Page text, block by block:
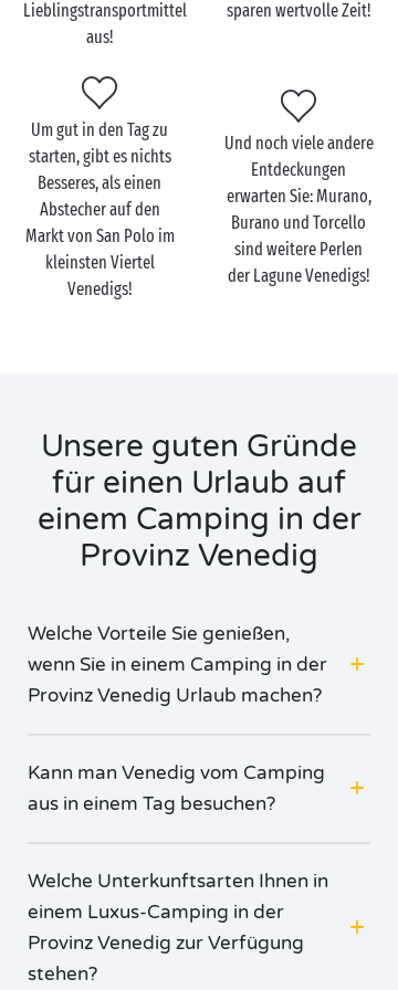
nehmen und Ihren Kaffee auf dem Markusplatz zu
genießen, wenn die Stadt gerade erst erwacht.
Die emblematischsten Punkte der Stadt –
Dogenpalast, Cannaregio, Rialto-Brücke ... – sind
selbstverständlich einen Umweg wert, gönnen Sie
sich aber auch das Vergnügen, sich in mysteriösen
Gassen und versteckten Höfen auf der Suche nach
geheimen Adressen zu verlieren. Erst dann haben Sie
Venedig wirklich gesehen!
Lieblingstransportmittel
aus!
sparen wertvolle Zeit!
Um gut in den Tag zu
starten, gibt es nichts
Besseres, als einen
Abstecher auf den
Markt von San Polo im
kleinsten Viertel
Venedigs!
Und noch viele andere
Entdeckungen
erwarten Sie: Murano,
Burano und Torcello
sind weitere Perlen
der Lagune Venedigs!
Unsere guten Gründe
für einen Urlaub auf
einem Camping in der
Provinz Venedig
Welche Vorteile Sie genießen,
wenn Sie in einem Camping in der
Provinz Venedig Urlaub machen?
Kann man Venedig vom Camping
aus in einem Tag besuchen?
Welche Unterkunftsarten Ihnen in
einem Luxus-Camping in der
Provinz Venedig zur Verfügung
stehen?